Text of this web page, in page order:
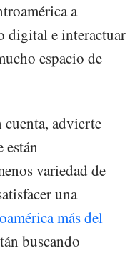
a
digital e interactuar
espacio de
cuenta, advierte
están
variedad de
una
más del
buscando